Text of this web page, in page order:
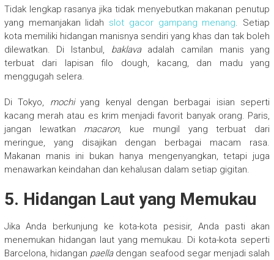
Tidak lengkap rasanya jika tidak menyebutkan makanan penutup
yang memanjakan lidah slot gacor gampang menang. Setiap
kota memiliki hidangan manisnya sendiri yang khas dan tak boleh
dilewatkan. Di Istanbul, baklavaadalah camilan manis yang
terbuat dari lapisan filo dough, kacang, dan madu yang
menggugah selera.
Di Tokyo, mochiyang kenyal dengan berbagai isian seperti
kacang merah atau es krim menjadi favorit banyak orang. Paris,
jangan lewatkan macaron, kue mungil yang terbuat dari
meringue, yang disajikan dengan berbagai macam rasa.
Makanan manis ini bukan hanya mengenyangkan, tetapi juga
menawarkan keindahan dan kehalusan dalam setiap gigitan.
5. Hidangan Laut yang Memukau
Jika Anda berkunjung ke kota-kota pesisir, Anda pasti akan
menemukan hidangan laut yang memukau. Di kota-kota seperti
Barcelona, hidangan paelladengan seafood segar menjadi salah